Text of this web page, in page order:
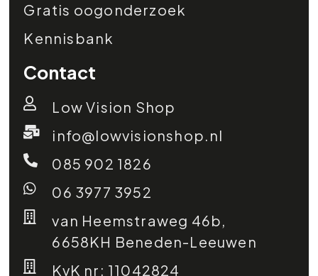
Gratis oogonderzoek
Kennisbank
Contact
Low Vision Shop
info@lowvisionshop.nl
085 902 1826
06 3977 3952
van Heemstraweg 46b,
6658KH Beneden-Leeuwen
KvK nr: 11042824